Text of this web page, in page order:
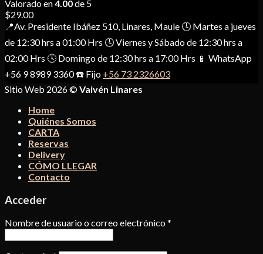
Valorado en4.00de 5
$29.00
📍Av. Presidente Ibáñez 510, Linares, Maule 🕓 Martes a jueves
de 12:30 hrs a 01:00 Hrs 🕓 Viernes y Sábado de 12:30 hrs a
02:00 Hrs 🕓 Domingo de 12:30 hrs a 17:00 Hrs 📱 WhatsApp
+56 9 8989 3360 ☎️ Fijo +56 73 2326603
Sitio Web 2026 ©Vaivén Linares
Home
Quiénes Somos
CARTA
Reservas
Delivery
CÓMO LLEGAR
Contacto
Acceder
Nombre de usuario o correo electrónico*